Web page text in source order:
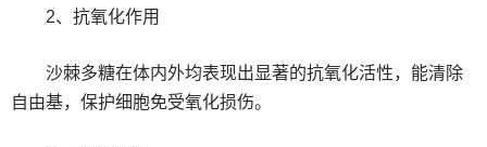
‌2、抗氧化作用‌
沙棘多糖在体内外均表现出显著的抗氧化活性，能清除
自由基，保护细胞免受氧化损伤。